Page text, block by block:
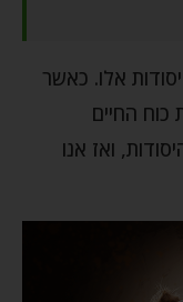
אלו. כאשר
כוח החיים
ואז אנו